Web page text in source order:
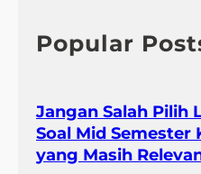
h
Popular
Jangan Salah Pilih
Soal Mid Semester
yang Masih